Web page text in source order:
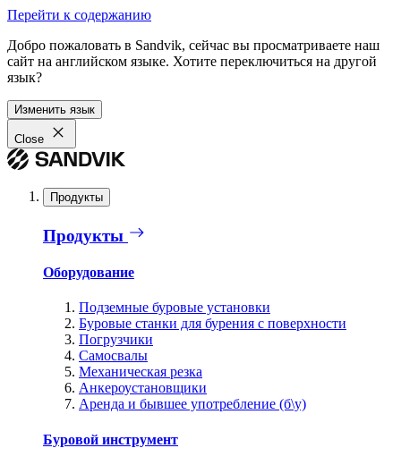
Перейти к содержанию
Добро пожаловать в Sandvik, сейчас вы просматриваете наш
сайт на английском языке. Хотите переключиться на другой
язык?
Изменить язык
Close
Продукты
Продукты
Оборудование
Подземные буровые установки
Буровые станки для бурения с поверхности
Погрузчики
Самосвалы
Механическая резка
Анкероустановщики
Аренда и бывшее употребление (б\у)
Буровой инструмент